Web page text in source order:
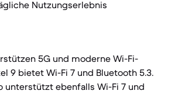
Nutzungserlebnis
5G und moderne Wi-Fi-
9 bietet Wi-Fi 7 und Bluetooth 5.3.
unterstützt ebenfalls Wi-Fi 7 und